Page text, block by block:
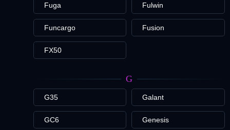
Fuga Fulwin
Funcargo Fusion
FX50
G
G35 Galant
GC6 Genesis